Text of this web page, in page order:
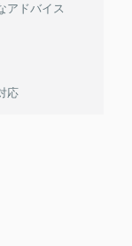
アドバイス
応